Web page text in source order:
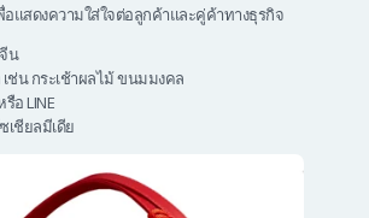
อแสดงความใส่ใจต่อลูกค้าและคู่ค้าทางธุรกิจ
น
ช่น กระเช้าผลไม้ ขนมมงคล
อ LINE
เชียลมีเดีย